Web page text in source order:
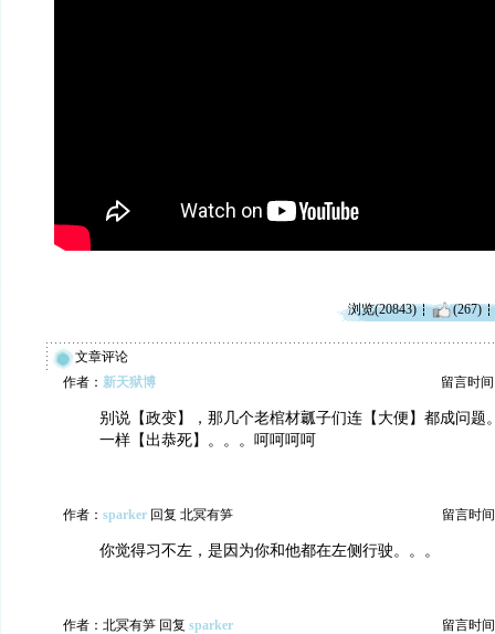
浏览(20843) (267)
文章评论
作者： 新天狱博 留言时间
别说【政变】，那几个老棺材瓤子们连【大便】都成问题
一样【出恭死】。。。呵呵呵呵
作者： sparker 回复 北冥有笋 留言时
你觉得习不左，是因为你和他都在左侧行驶。。。
作者：北冥有笋 回复 sparker 留言时